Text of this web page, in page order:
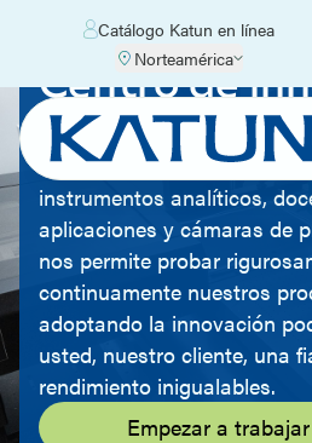
Catálogo Katun en línea
Norteamérica
Centro de
de Katun
Nuestro laboratorio,
instrumentos analíticos,
aplicaciones y cámaras de
nos permite probar
continuamente nuestros
adoptando la innovación
usted, nuestro cliente, una
rendimiento inigualables.
Empezar a